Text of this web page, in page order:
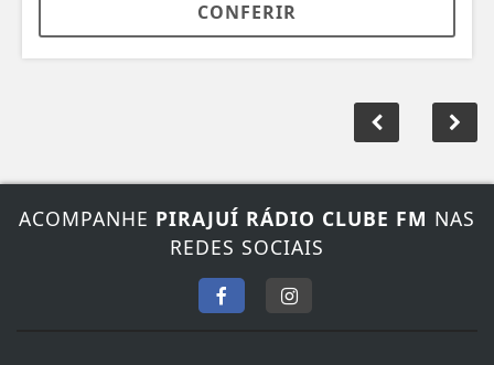
CONFERIR
ACOMPANHE PIRAJUÍ RÁDIO CLUBE FM NAS
REDES SOCIAIS